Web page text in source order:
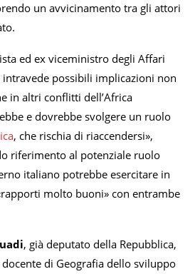
un avvicinamento tra gli attori
ed ex viceministro degli Affari
intravede possibili implicazioni non
in altri conflitti dell’Africa
e dovrebbe svolgere un ruolo
, che rischia di riaccendersi»,
riferimento al potenziale ruolo
italiano potrebbe esercitare in
molto buoni» con entrambe
, già deputato della Repubblica,
di Geografia dello sviluppo